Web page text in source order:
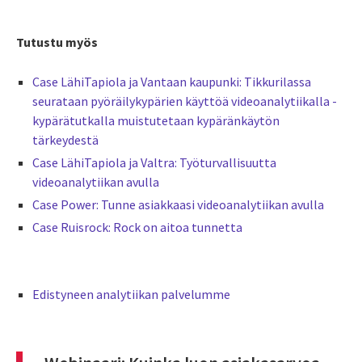
Tutustu myös
Case LähiTapiola ja Vantaan kaupunki: Tikkurilassa
seurataan pyöräilykypärien käyttöä videoanalytiikalla -
kypärätutkalla muistutetaan kypäränkäytön
tärkeydestä
Case LähiTapiola ja Valtra: Työturvallisuutta
videoanalytiikan avulla
Case Power: Tunne asiakkaasi videoanalytiikan avulla
Case Ruisrock: Rock on aitoa tunnetta
Edistyneen analytiikan palvelumme